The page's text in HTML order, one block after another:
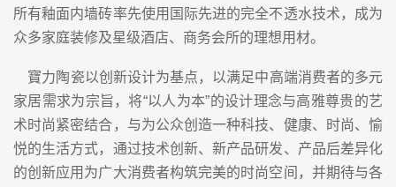
所有釉面内墙砖率先使用国际先进的完全不透水技术，成为
众多家庭装修及星级酒店、商务会所的理想用材。
寶力陶瓷以创新设计为基点，以满足中高端消费者的多元
家居需求为宗旨，将“以人为本”的设计理念与高雅尊贵的艺
术时尚紧密结合，与为公众创造一种科技、健康、时尚、愉
悦的生活方式，通过技术创新、新产品研发、产品后差异化
的创新应用为广大消费者构筑完美的时尚空间，并期待与各